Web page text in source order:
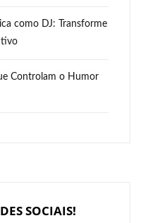
como DJ: Transforme
Controlam o Humor
SOCIAIS!